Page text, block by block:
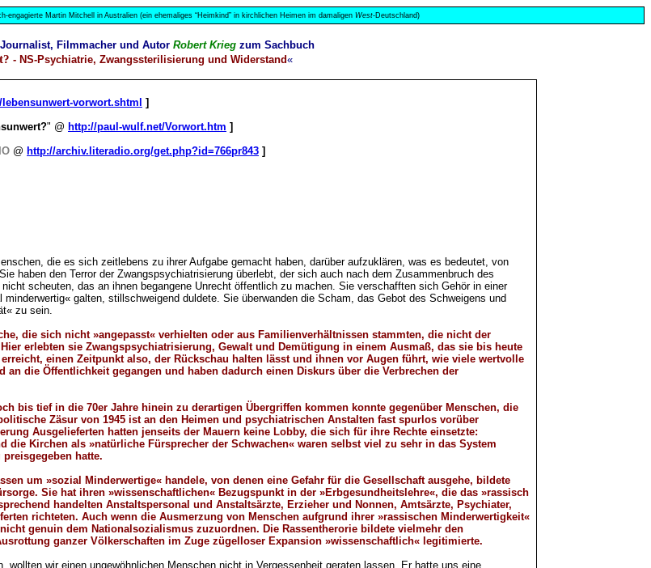
engagierte Martin Mitchell in Australien (ein ehemaliges “Heimkind” in kirchlichen Heimen im damaligen West-Deutschland)
Journalist, Filmmacher und Autor Robert Krieg zum Sachbuch
- NS-Psychiatrie, Zwangssterilisierung und Widerstand«
vorwort.shtml
]
" @ http://paul-wulf.net/Vorwort.htm ]
@ http://archiv.literadio.org/get.php?id=766pr843 ]
die es sich zeitlebens zu ihrer Aufgabe gemacht haben, darüber aufzuklären, was es bedeutet, von
haben den Terror der Zwangspsychiatrisierung überlebt, der sich auch nach dem Zusammenbruch des
scheuten, das an ihnen begangene Unrecht öffentlich zu machen. Sie verschafften sich Gehör in einer
galten, stillschweigend duldete. Sie überwanden die Scham, das Gebot des Schweigens und
zu sein.
die sich nicht »angepasst« verhielten oder aus Familienverhältnissen stammten, die nicht der
erlebten sie Zwangspsychiatrisierung, Gewalt und Demütigung in einem Ausmaß, das sie bis heute
einen Zeitpunkt also, der Rückschau halten lässt und ihnen vor Augen führt, wie viele wertvolle
die Öffentlichkeit gegangen und haben dadurch einen Diskurs über die Verbrechen der
bis tief in die 70er Jahre hinein zu derartigen Übergriffen kommen konnte gegenüber Menschen, die
Zäsur von 1945 ist an den Heimen und psychiatrischen Anstalten fast spurlos vorüber
Ausgelieferten hatten jenseits der Mauern keine Lobby, die sich für ihre Rechte einsetzte:
Kirchen als »natürliche Fürsprecher der Schwachen« waren selbst viel zu sehr in das System
hatte.
um »sozial Minderwertige« handele, von denen eine Gefahr für die Gesellschaft ausgehe, bildete
Sie hat ihren »wissenschaftlichen« Bezugspunkt in der »Erbgesundheitslehre«, die das »rassisch
handelten Anstaltspersonal und Anstaltsärzte, Erzieher und Nonnen, Amtsärzte, Psychiater,
richteten. Auch wenn die Ausmerzung von Menschen aufgrund ihrer »rassischen Minderwertigkeit«
genuin dem Nationalsozialismus zuzuordnen. Die Rassentherorie bildete vielmehr den
ganzer Völkerschaften im Zuge zügelloser Expansion »wissenschaftlich« legitimierte.
wir einen ungewöhnlichen Menschen nicht in Vergessenheit geraten lassen. Er hatte uns eine